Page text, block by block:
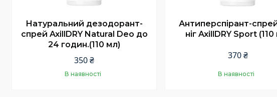
Натуральний дезодорант-
спрей AxillDRY Natural Deo до
24 годин.(110 мл)
350 ₴
В наявності
Антиперспірант-
ніг AxillDRY Sport
370 ₴
В наявності